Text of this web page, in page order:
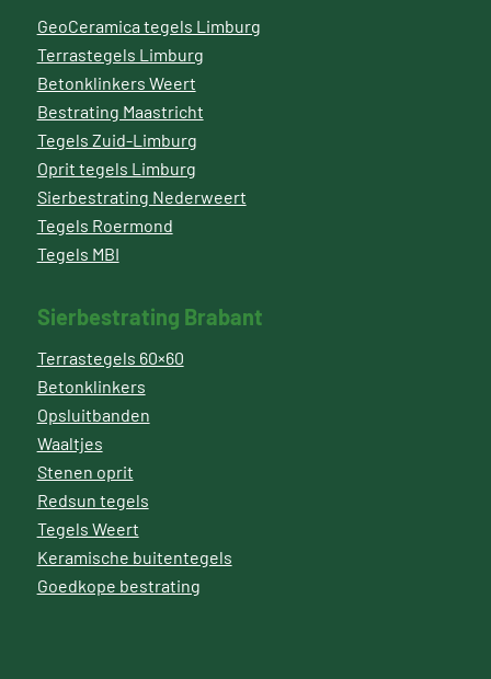
GeoCeramica tegels Limburg
Terrastegels Limburg
Betonklinkers Weert
Bestrating Maastricht
Tegels Zuid-Limburg
Oprit tegels Limburg
Sierbestrating Nederweert
Tegels Roermond
Tegels MBI
Sierbestrating Brabant
Terrastegels 60×60
Betonklinkers
Opsluitbanden
Waaltjes
Stenen oprit
Redsun tegels
Tegels Weert
Keramische buitentegels
Goedkope bestrating